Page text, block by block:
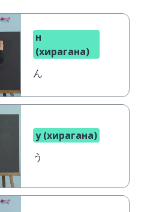
н
(хирагана)
ん
у (хирагана)
う